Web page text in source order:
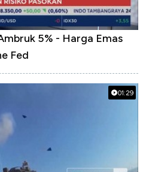
5% - Harga Emas
Fed
01:29